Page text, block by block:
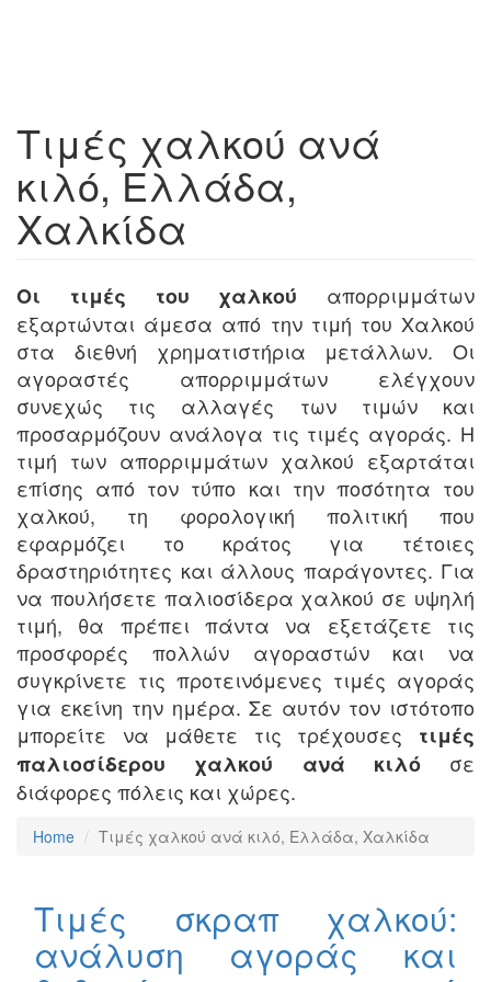
Τιμές χαλκού ανά
κιλό, Ελλάδα,
Χαλκίδα
Οι τιμές του χαλκού απορριμμάτων
εξαρτώνται άμεσα από την τιμή του Χαλκού
στα διεθνή χρηματιστήρια μετάλλων. Οι
αγοραστές απορριμμάτων ελέγχουν
συνεχώς τις αλλαγές των τιμών και
προσαρμόζουν ανάλογα τις τιμές αγοράς. Η
τιμή των απορριμμάτων χαλκού εξαρτάται
επίσης από τον τύπο και την ποσότητα του
χαλκού, τη φορολογική πολιτική που
εφαρμόζει το κράτος για τέτοιες
δραστηριότητες και άλλους παράγοντες. Για
να πουλήσετε παλιοσίδερα χαλκού σε υψηλή
τιμή, θα πρέπει πάντα να εξετάζετε τις
προσφορές πολλών αγοραστών και να
συγκρίνετε τις προτεινόμενες τιμές αγοράς
για εκείνη την ημέρα. Σε αυτόν τον ιστότοπο
μπορείτε να μάθετε τις τρέχουσες τιμές
παλιοσίδερου χαλκού ανά κιλόσε
διάφορες πόλεις και χώρες.
Home Τιμές χαλκού ανά κιλό, Ελλάδα, Χαλκίδα
Τιμές σκραπ χαλκού:
ανάλυση αγοράς και